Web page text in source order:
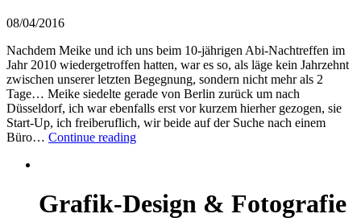
08/04/2016
Nachdem Meike und ich uns beim 10-jährigen Abi-Nachtreffen im
Jahr 2010 wiedergetroffen hatten, war es so, als läge kein Jahrzehnt
zwischen unserer letzten Begegnung, sondern nicht mehr als 2
Tage… Meike siedelte gerade von Berlin zurück um nach
Düsseldorf, ich war ebenfalls erst vor kurzem hierher gezogen, sie
Start-Up, ich freiberuflich, wir beide auf der Suche nach einem
Büro… Continue reading
Grafik-Design & Fotografie